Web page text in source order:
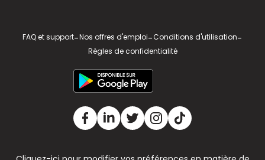
FAQ et support-Nos offres d'emploi-Conditions d'utilisation-
Règles de confidentialité